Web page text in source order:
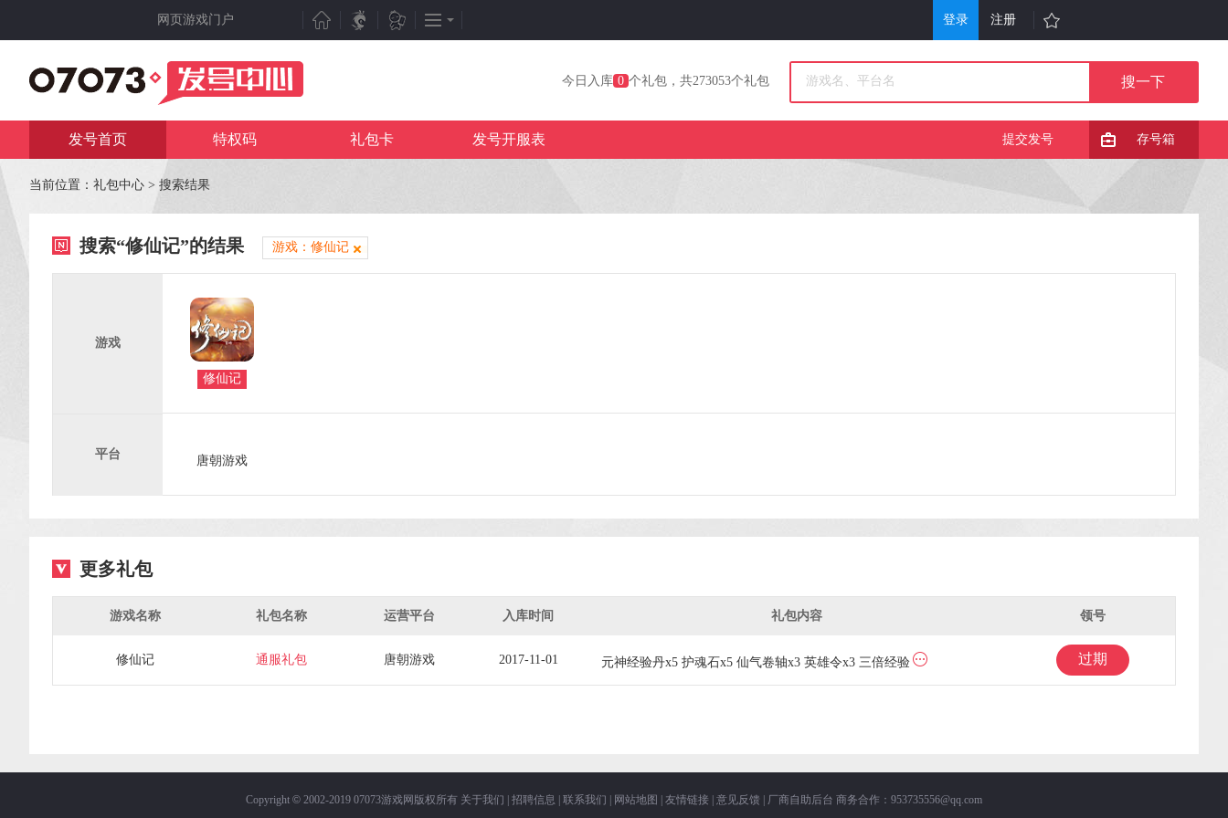
网页游戏门户 登录 注册
新游聚焦
新游点评
新游曝光
新游视频
新游资讯
测试表
新游专题
行业动态
07073视点
人物专访
厂商频道
产业专题
新闻周刊
新游竞速
游戏推荐
更多专题
热门专区
我是皇
传奇世界
刺激战场
找游戏
游戏大全
游戏礼包
微信小游戏
单机游戏
H5游戏平台
会员中心
游戏攻略
今日入库 0 个礼包，共273053个礼包
发号首页 特权码 礼包卡 发号开服表 提交发号 存号箱
当前位置： 礼包中心 > 搜索结果
搜索“修仙记”的结果 游戏：修仙记
游戏
修仙记
平台 唐朝游戏
更多礼包
游戏名称 礼包名称 运营平台 入库时间 礼包内容 领号
修仙记 通服礼包 唐朝游戏 2017-11-01 元神经验丹x5 护魂石x5 仙气卷轴x3 英雄令x3 三倍经验 过期
Copyright © 2002-2019 07073游戏网版权所有 关于我们 招聘信息 联系我们 网站地图 友情链接 意见反馈 厂商自助后台 商务合作：953735556@qq.com